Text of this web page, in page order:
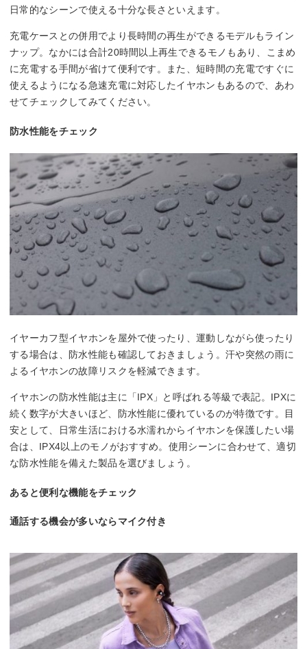
日常的なシーンで使える十分な長さといえます。
充電ケースとの併用でより長時間の再生ができるモデルもライン
ナップ。なかには合計20時間以上再生できるモノもあり、こまめ
に充電する手間が省けて便利です。また、短時間の充電ですぐに
使えるようになる急速充電に対応したイヤホンもあるので、あわ
せてチェックしてみてください。
防水性能をチェック
イヤーカフ型イヤホンを屋外で使ったり、運動しながら使ったり
する場合は、防水性能も確認しておきましょう。汗や突然の雨に
よるイヤホンの故障リスクを軽減できます。
イヤホンの防水性能は主に「IPX」と呼ばれる等級で表記。IPXに
続く数字が大きいほど、防水性能に優れているのが特徴です。目
安として、日常生活における水濡れからイヤホンを保護したい場
合は、IPX4以上のモノがおすすめ。使用シーンに合わせて、適切
な防水性能を備えた製品を選びましょう。
あると便利な機能をチェック
通話する機会が多いならマイク付き